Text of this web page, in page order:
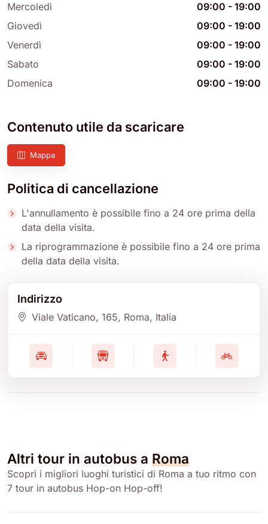
Mercoledì
09:00 - 19:00
Giovedì
09:00 - 19:00
Venerdì
09:00 - 19:00
Sabato
09:00 - 19:00
Domenica
09:00 - 19:00
Contenuto utile da scaricare
Mappa
Politica di cancellazione
L'annullamento è possibile fino a 24 ore prima della
data della visita.
La riprogrammazione è possibile fino a 24 ore prima
della data della visita.
Indirizzo
Viale Vaticano, 165, Roma, Italia
Altri tour in autobus a Roma
Scopri i migliori luoghi turistici di Roma a tuo ritmo con
7 tour in autobus Hop-on Hop-off!